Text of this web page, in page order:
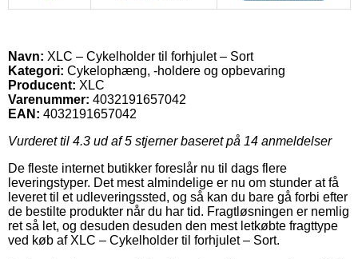
Navn: XLC – Cykelholder til forhjulet – Sort
Kategori: Cykelophæng, -holdere og opbevaring
Producent: XLC
Varenummer: 4032191657042
EAN: 4032191657042
Vurderet til 4.3 ud af 5 stjerner baseret på 14 anmeldelser
De fleste internet butikker foreslår nu til dags flere
leveringstyper. Det mest almindelige er nu om stunder at få
leveret til et udleveringssted, og så kan du bare gå forbi efter
de bestilte produkter når du har tid. Fragtløsningen er nemlig
ret så let, og desuden desuden den mest letkøbte fragttype
ved køb af XLC – Cykelholder til forhjulet – Sort.